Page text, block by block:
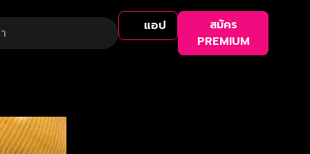
แอป
สมัคร
PREMIUM